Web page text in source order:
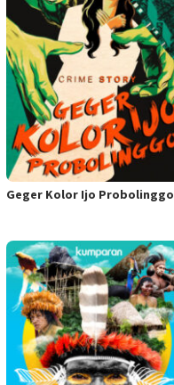
Geger Kolor Ijo Probolinggo